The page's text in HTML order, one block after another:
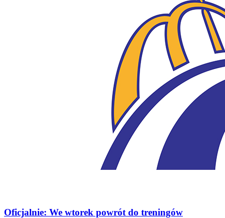
Oficjalnie: We wtorek powrót do treningów